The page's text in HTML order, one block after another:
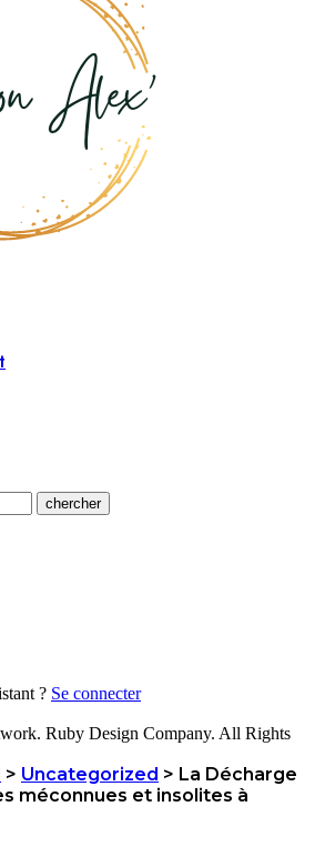
? Se connecter
Ruby Design Company. All Rights
> Uncategorized > La Décharge
méconnues et insolites à